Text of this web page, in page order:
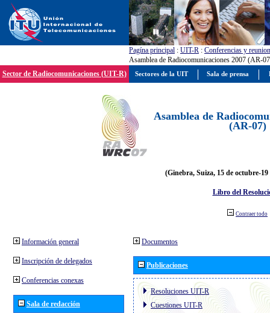
Pagína principal : UIT-R : Conferencias y
Asamblea de Radiocomunicaciones 2007 (AR-
Sector de Radiocomunicaciones (UIT-R)
Asamblea de
(AR-07)
(Ginebra, Suiza, 15 de octubre-19
Libro del
Contraer todo
Información general
Inscripción de delegados
Conferencias conexas
Sala de redacción
Documentos
Publicaciones
Resoluciones UIT-R
Cuestiones UIT-R
Sectores de la UIT Sala de prensa